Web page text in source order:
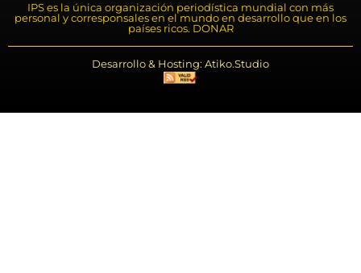
IPS es la única organización periodística mundial con más
personal y corresponsales en el mundo en desarrollo que en los
países ricos. DONAR
Desarrollo & Hosting: Atiko.Studio